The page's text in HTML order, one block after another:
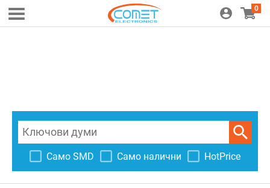
0
Само SMD Само налични HotPrice